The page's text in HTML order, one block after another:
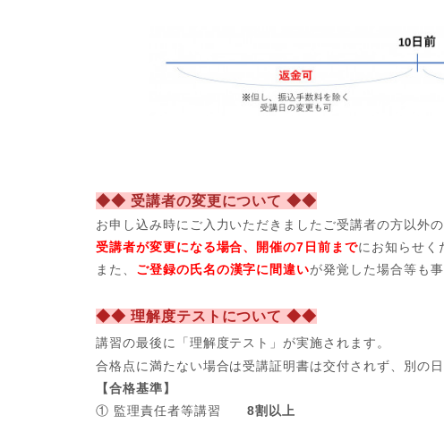
◆◆ 受講者の変更について ◆◆
お申し込み時にご入力いただきましたご受講者の方以外
受講者が変更になる場合、開催の7日前までにお知らせく
また、 ご登録の氏名の漢字に間違いが発覚した場合等も
◆◆ 理解度テストについて ◆◆
講習の最後に「理解度テスト」が実施されます。
合格点に満たない場合は受講証明書は交付されず、別の
【合格基準】
① 監理責任者等講習8割以上